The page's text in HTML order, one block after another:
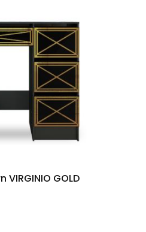
GOLD